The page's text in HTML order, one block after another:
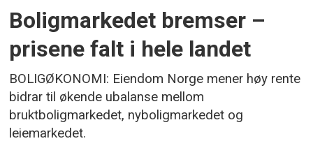
Boligmarkedet bremser –
prisene falt i hele landet
BOLIGØKONOMI: Eiendom Norge mener høy rente
bidrar til økende ubalanse mellom
bruktboligmarkedet, nyboligmarkedet og
leiemarkedet.